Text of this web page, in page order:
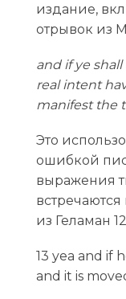
издание,
отрывок из
and if ye
real intent
manifest the
Это
ошибкой
выражения
из Геламан
13 yea and if
and it is